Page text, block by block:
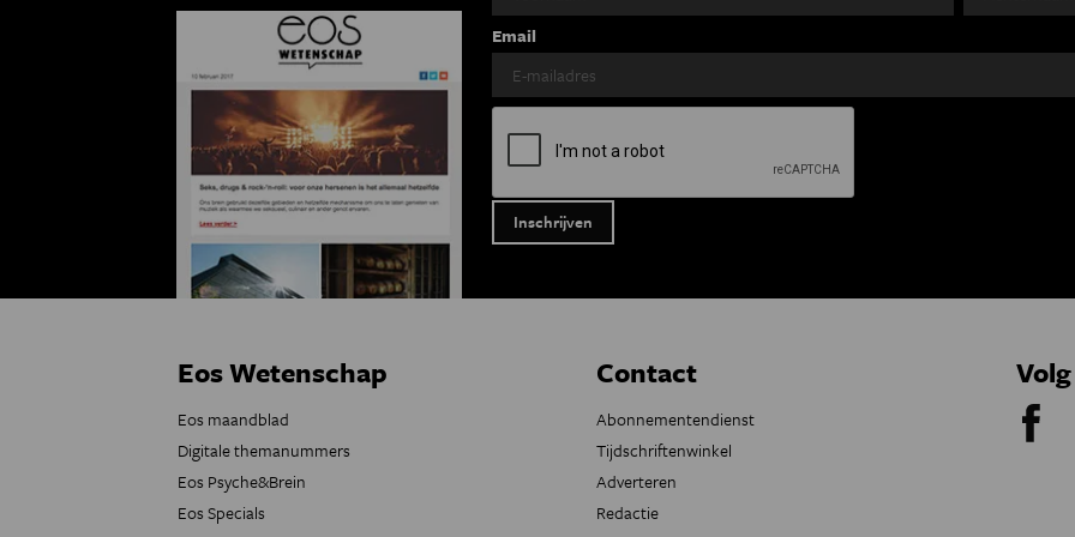
Email
Eos Wetenschap
Eos maandblad
Digitale themanummers
Eos Psyche&Brein
Eos Specials
Contact
Abonnementendienst
Tijdschriftenwinkel
Adverteren
Redactie